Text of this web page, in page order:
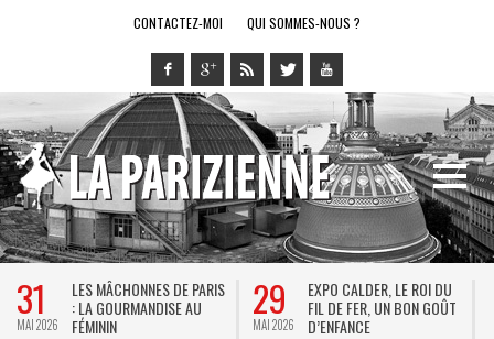
CONTACTEZ-MOI QUI SOMMES-NOUS ?
31
MAI 2026
LES MÂCHONNES DE PARIS
: LA GOURMANDISE AU
FÉMININ
29
MAI 2026
EXPO CALDER, LE ROI DU
FIL DE FER, UN BON GOÛT
D’ENFANCE